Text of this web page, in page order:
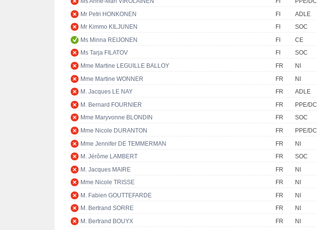
Mr Petri HONKONEN
FI
ADLE
Mr Kimmo KILJUNEN
FI
SOC
Ms Minna REIJONEN
FI
CE
Ms Tarja FILATOV
FI
SOC
Mme Martine LEGUILLE BALLOY
FR
NI
Mme Martine WONNER
FR
NI
M. Jacques LE NAY
FR
ADLE
M. Bernard FOURNIER
FR
PPE/DC
Mme Maryvonne BLONDIN
FR
SOC
Mme Nicole DURANTON
FR
PPE/DC
Mme Jennifer DE TEMMERMAN
FR
NI
M. Jérôme LAMBERT
FR
SOC
M. Jacques MAIRE
FR
NI
Mme Nicole TRISSE
FR
NI
M. Fabien GOUTTEFARDE
FR
NI
M. Bertrand SORRE
FR
NI
M. Bertrand BOUYX
FR
NI